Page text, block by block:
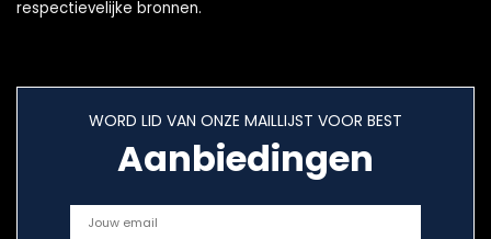
respectievelijke bronnen.
WORD LID VAN ONZE MAILLIJST VOOR BEST
Aanbiedingen